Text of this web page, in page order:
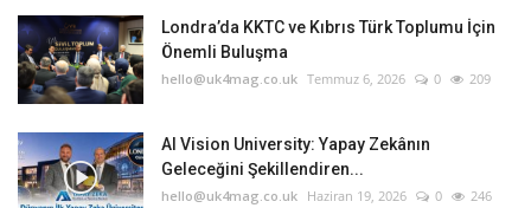
Londra’da KKTC ve Kıbrıs Türk Toplumu İçin
Önemli Buluşma
hello@uk4mag.co.uk Temmuz 6, 2026 0 209
AI Vision University: Yapay Zekânın
Geleceğini Şekillendiren...
hello@uk4mag.co.uk Haziran 19, 2026 0 246